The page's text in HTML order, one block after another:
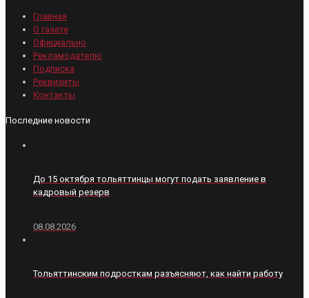
Главная
О газете
Официально
Рекламодателю
Подписка
Реквизиты
Контакты
Последние новости
До 15 октября тольяттинцы могут подать заявление в
кадровый резерв
08.08.2026
Тольяттинским подросткам разъясняют, как найти работу